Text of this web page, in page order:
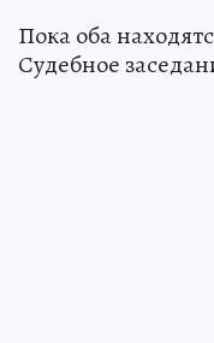
Пока оба
Судебное